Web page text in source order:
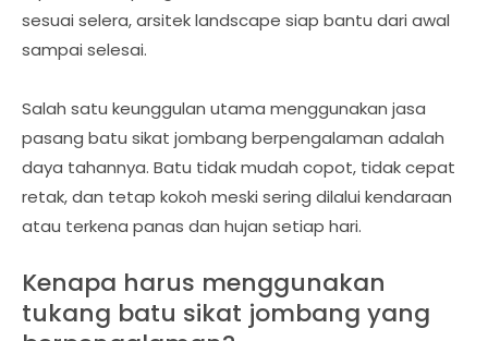
sesuai selera, arsitek landscape siap bantu dari awal
sampai selesai.
Salah satu keunggulan utama menggunakan jasa
pasang batu sikat jombang berpengalaman adalah
daya tahannya. Batu tidak mudah copot, tidak cepat
retak, dan tetap kokoh meski sering dilalui kendaraan
atau terkena panas dan hujan setiap hari.
Kenapa harus menggunakan
tukang batu sikat jombang yang